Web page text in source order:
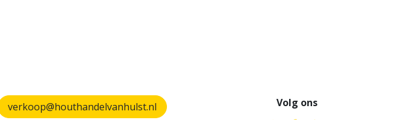
verkoop@houthandelvanhulst.nl Volg ons